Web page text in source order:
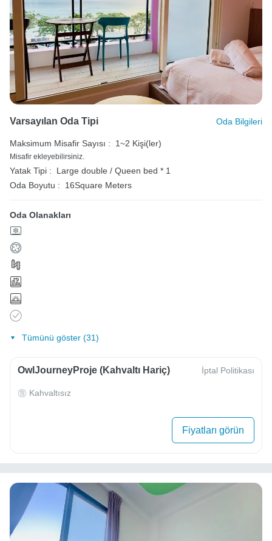
Varsayılan Oda Tipi Oda Bilgileri
Maksimum Misafir Sayısı : 1~2 Kişi(ler)
Misafir ekleyebilirsiniz.
Yatak Tipi :
Large double / Queen bed * 1
Oda Boyutu :
16Square Meters
Oda Olanakları
Tümünü göster (31)
OwlJourneyProje (Kahvaltı Hariç) İptal Politikası
Kahvaltısız
Fiyatları görün